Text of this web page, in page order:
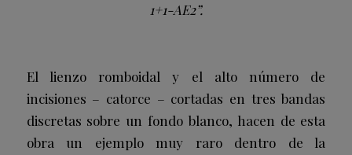
1+1-AE2”.
El lienzo romboidal y el alto número de
incisiones – catorce – cortadas en tres bandas
discretas sobre un fondo blanco, hacen de esta
obra un ejemplo muy raro dentro de la